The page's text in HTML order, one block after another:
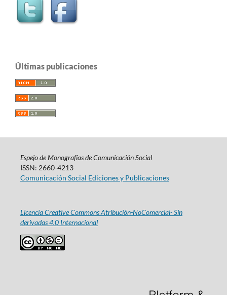
Últimas publicaciones
Espejo de Monografías de Comunicación Social
ISSN: 2660-4213
Comunicación Social Ediciones y Publicaciones
Licencia Creative Commons Atribución-NoComercial- Sin
derivadas 4.0 Internacional